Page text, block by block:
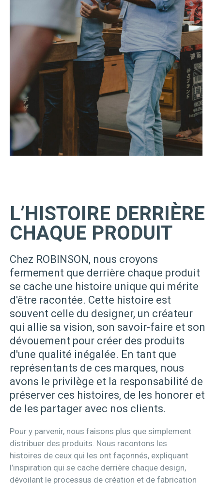
L’HISTOIRE DERRIÈRE
CHAQUE PRODUIT
Chez ROBINSON, nous croyons
fermement que derrière chaque produit
se cache une histoire unique qui mérite
d'être racontée. Cette histoire est
souvent celle du designer, un créateur
qui allie sa vision, son savoir-faire et son
dévouement pour créer des produits
d'une qualité inégalée. En tant que
représentants de ces marques, nous
avons le privilège et la responsabilité de
préserver ces histoires, de les honorer et
de les partager avec nos clients.
Pour y parvenir, nous faisons plus que simplement
distribuer des produits. Nous racontons les
histoires de ceux qui les ont façonnés, expliquant
l’inspiration qui se cache derrière chaque design,
dévoilant le processus de création et de fabrication